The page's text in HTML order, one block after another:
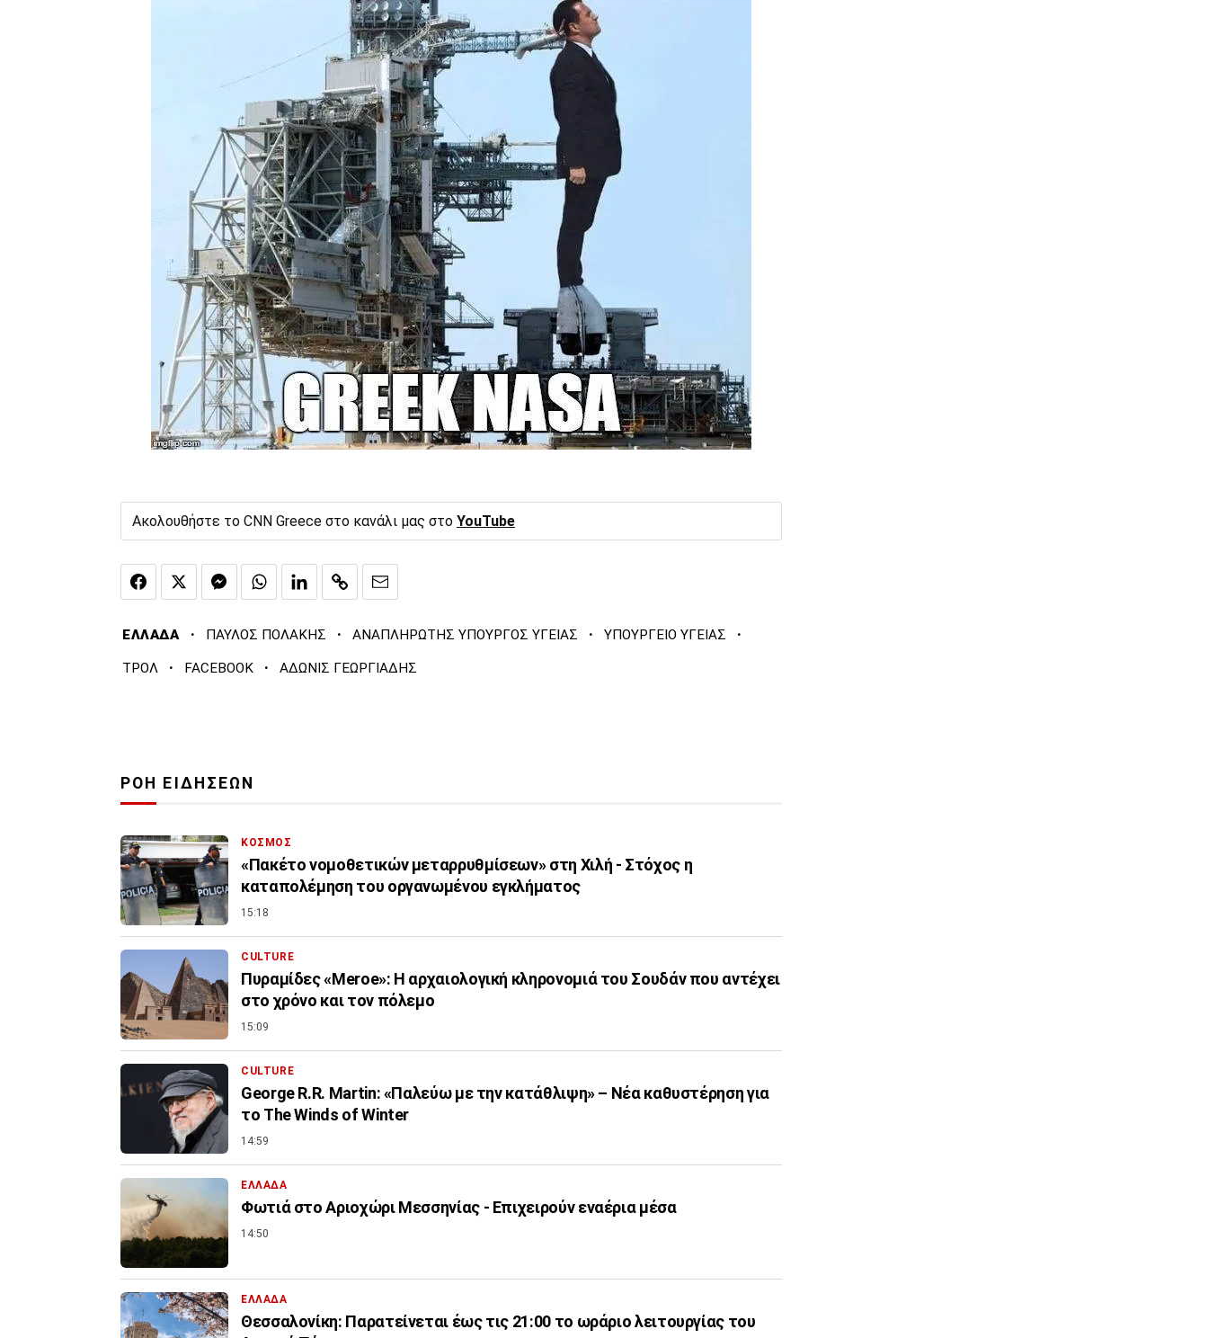
Ακολουθήστε το CNN Greece στο κανάλι μας στο YouTube
ΕΛΛΑΔΑ · ΠΑΥΛΟΣ ΠΟΛΑΚΗΣ · ΑΝΑΠΛΗΡΩΤΗΣ ΥΠΟΥΡΓΟΣ ΥΓΕΙΑΣ · ΥΠΟΥΡΓΕΙΟ ΥΓΕΙΑΣ ·
ΤΡΟΛ · FACEBOOK · ΑΔΩΝΙΣ ΓΕΩΡΓΙΑΔΗΣ
ΡΟΗ ΕΙΔΗΣΕΩΝ
ΚΟΣΜΟΣ
«Πακέτο νομοθετικών μεταρρυθμίσεων» στη Χιλή - Στόχος η
καταπολέμηση του οργανωμένου εγκλήματος
15:18
CULTURE
Πυραμίδες «Meroe»: Η αρχαιολογική κληρονομιά του Σουδάν που αντέχει
στο χρόνο και τον πόλεμο
15:09
CULTURE
George R.R. Martin: «Παλεύω με την κατάθλιψη» – Νέα καθυστέρηση για
το The Winds of Winter
14:59
ΕΛΛΑΔΑ
Φωτιά στο Αριοχώρι Μεσσηνίας - Επιχειρούν εναέρια μέσα
14:50
ΕΛΛΑΔΑ
Θεσσαλονίκη: Παρατείνεται έως τις 21:00 το ωράριο λειτουργίας του